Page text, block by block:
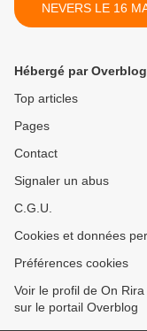
NEVERS LE 16
Hébergé par Overblog
Top articles
Pages
Contact
Signaler un abus
C.G.U.
Cookies et données
Préférences cookies
Voir le profil de On
sur le portail Overblog